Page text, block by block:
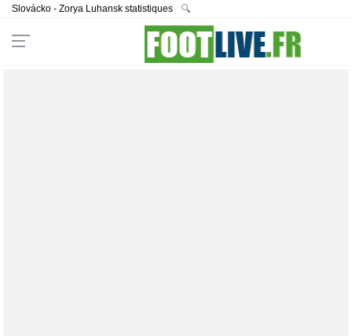
Slovácko - Zorya Luhansk statistiques 🔍